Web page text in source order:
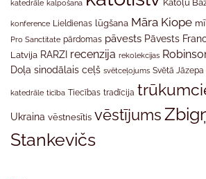
katedrāle kalpošana
konference Lieldienas lūgšana Māra Kiope
Pro Sanctitate pārdomas pāvests Pāvests
Latvija RARZI recenzija rekolekcijas
Doļa sinodālais ceļš svētceļojums Svētā Jāzepa
katedrāle ticība Tiecības tradīcija
Ukraina vēstnesītis vēstījums
Stankevičs